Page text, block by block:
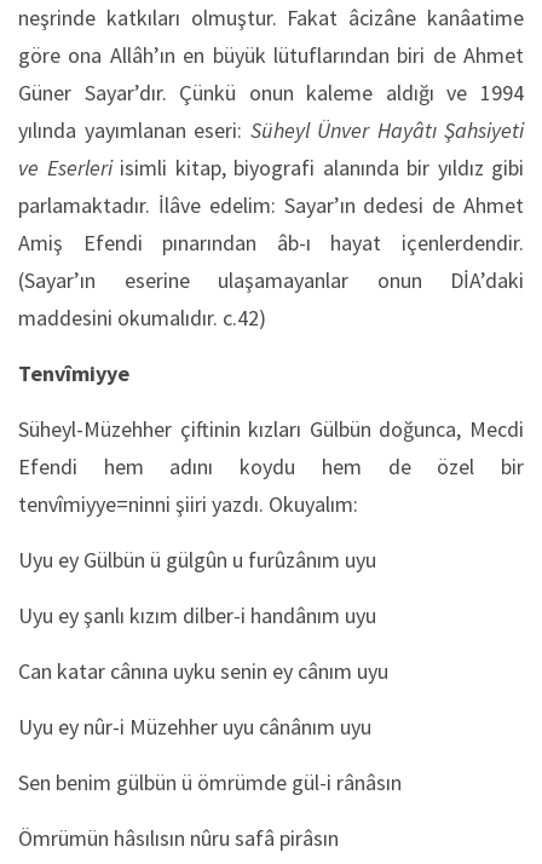
neşrinde katkıları olmuştur. Fakat âcizâne kanâatime
göre ona Allâh’ın en büyük lütuflarından biri de Ahmet
Güner Sayar’dır. Çünkü onun kaleme aldığı ve 1994
yılında yayımlanan eseri: Süheyl Ünver Hayâtı Şahsiyeti
ve Eserleriisimli kitap, biyografi alanında bir yıldız gibi
parlamaktadır. İlâve edelim: Sayar’ın dedesi de Ahmet
Amiş Efendi pınarından âb-ı hayat içenlerdendir.
(Sayar’ın eserine ulaşamayanlar onun DİA’daki
maddesini okumalıdır. c.42)
Tenvîmiyye
Süheyl-Müzehher çiftinin kızları Gülbün doğunca, Mecdi
Efendi hem adını koydu hem de özel bir
tenvîmiyye=ninni şiiri yazdı. Okuyalım:
Uyu ey Gülbün ü gülgûn u furûzânım uyu
Uyu ey şanlı kızım dilber-i handânım uyu
Can katar cânına uyku senin ey cânım uyu
Uyu ey nûr-i Müzehher uyu cânânım uyu
Sen benim gülbün ü ömrümde gül-i rânâsın
Ömrümün hâsılısın nûru safâ pirâsın